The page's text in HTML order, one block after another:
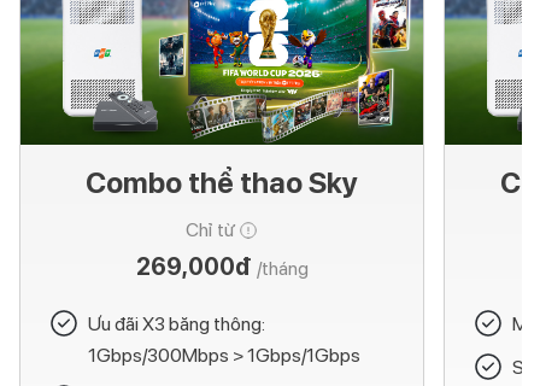
Combo thể thao Sky
Chỉ từ
269,000đ /tháng
Ưu đãi X3 băng thông:
1Gbps/300Mbps > 1Gbps/1Gbps
Sử